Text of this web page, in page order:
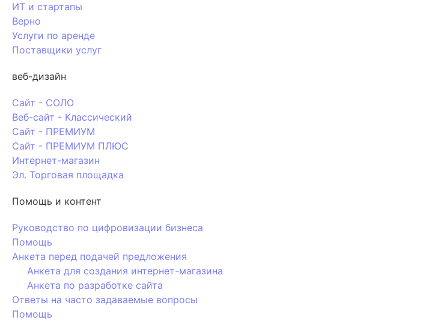
ИТ и стартапы
Верно
Услуги по аренде
Поставщики услуг
веб-дизайн
Сайт - СОЛО
Веб-сайт - Классический
Сайт - ПРЕМИУМ
Сайт - ПРЕМИУМ ПЛЮС
Интернет-магазин
Эл. Торговая площадка
Помощь и контент
Руководство по цифровизации бизнеса
Помощь
Анкета перед подачей предложения
Анкета для создания интернет-магазина
Анкета по разработке сайта
Ответы на часто задаваемые вопросы
Помощь